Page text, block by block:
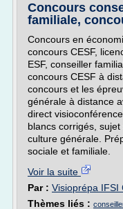
Concours
familiale,
Concours en
concours CESF,
ESF, conseiller
concours CESF à
concours et les
générale à distance
direct
blancs corrigés,
culture générale.
sociale et familiale.
Voir la suite
Par : Visioprépa IFSI
Thèmes liés :